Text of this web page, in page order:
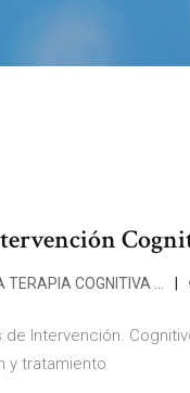
COGNITIVA …
Intervención.
y tratamiento